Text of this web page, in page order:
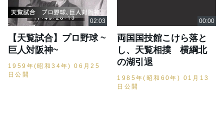
【天覧試合】プロ野球 ~
巨人対阪神~
1959年(昭和34年) 06月25
日公開
両国国技館こけら落と
し、天覧相撲 横綱北
の湖引退
1985年(昭和60年) 01月13
日公開